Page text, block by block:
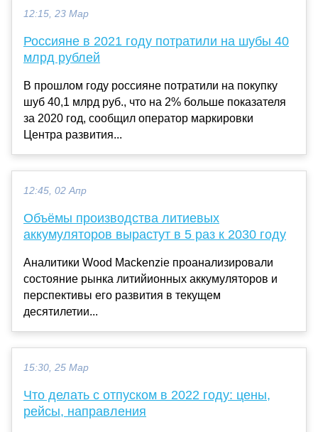
12:15, 23 Мар
Россияне в 2021 году потратили на шубы 40
млрд рублей
В прошлом году россияне потратили на покупку
шуб 40,1 млрд руб., что на 2% больше показателя
за 2020 год, сообщил оператор маркировки
Центра развития...
12:45, 02 Апр
Объёмы производства литиевых
аккумуляторов вырастут в 5 раз к 2030 году
Аналитики Wood Mackenzie проанализировали
состояние рынка литийионных аккумуляторов и
перспективы его развития в текущем
десятилетии...
15:30, 25 Мар
Что делать с отпуском в 2022 году: цены,
рейсы, направления